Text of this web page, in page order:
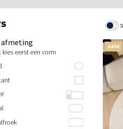
afmeting
kies eerst een vorm
rond
rond
rond
rond
cm
cm
cm
200 cm
230 cm
cm
sale